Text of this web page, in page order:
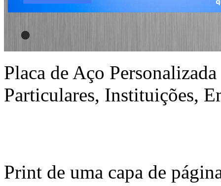
Placa de Aço
Particulares, Instituições,
Print de uma capa de